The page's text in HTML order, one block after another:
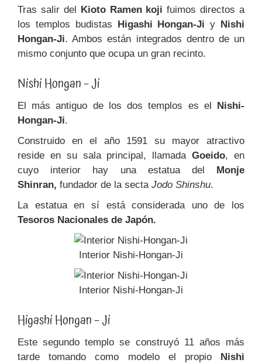
Tras salir del Kioto Ramen koji fuimos directos a
los templos budistas Higashi Hongan-Ji y Nishi
Hongan-Ji. Ambos están integrados dentro de un
mismo conjunto que ocupa un gran recinto.
Nishi Hongan – Ji
El más antiguo de los dos templos es el Nishi-
Hongan-Ji.
Construido en el año 1591 su mayor atractivo
reside en su sala principal, llamadaGoeido, en
cuyo interior hay una estatua del Monje
Shinran, fundador de la secta Jodo Shinshu.
La estatua en sí está considerada uno de los
Tesoros Nacionales de Japón.
Interior Nishi-Hongan-Ji
Interior Nishi-Hongan-Ji
Higashi Hongan – Ji
Este segundo templo se construyó 11 años más
tarde tomando como modelo el propio Nishi